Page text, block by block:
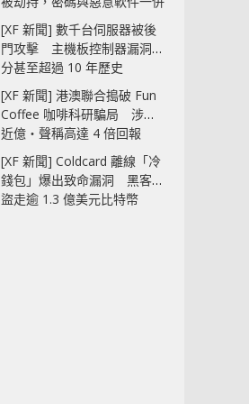
中招
[XF 新聞] 數千台伺服器被後
門攻擊 主機板控制器漏洞部
分甚至超過 10 年歷史
[XF 新聞] 港澳聯合搗破 Fun
Coffee 咖啡科研騙局 涉款
近億‧聲稱高達 4 倍回報
[XF 新聞] Coldcard 離線「冷
錢包」爆出致命漏洞 黑客已
盜走逾 1.3 億美元比特幣